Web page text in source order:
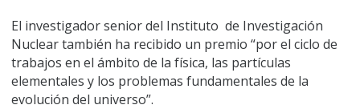
El investigador senior del Instituto de Investigación
Nuclear también ha recibido un premio “por el ciclo de
trabajos en el ámbito de la física, las partículas
elementales y los problemas fundamentales de la
evolución del universo”.